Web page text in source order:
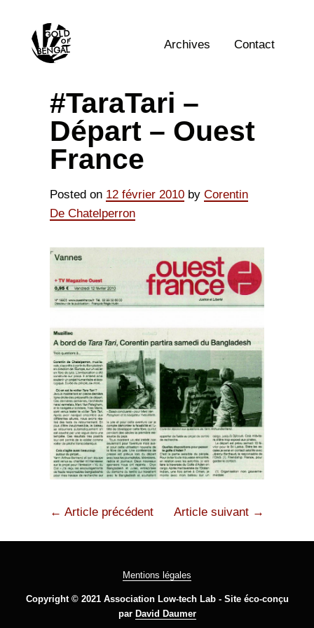
content
Archives
Contact
#TaraTari –
Départ – Ouest
France
Posted on 12 février 2010 by Corentin
De Chatelperron
← Article précédent Article suivant →
Mentions légales
Copyright © 2021 Association Low-tech Lab - Site éco-conçu
par David Daumer